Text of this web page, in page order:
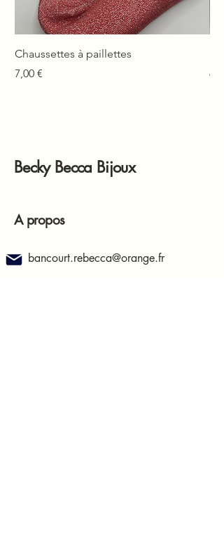
Chaussettes à paillettes
Prix
7,00 €
Prix
Becky Becca Bijoux
A propos
bancourt.rebecca@orange.fr